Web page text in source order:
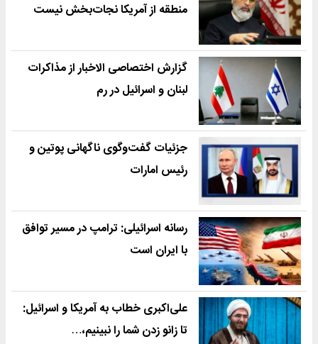
منطقه از آمریکا نجات‌بخش نیست
گزارش اختصاصی الاخبار از مذاکرات
لبنان و اسرائیل در رم
جزئیات گفت‌وگوی ناگهانی پوتین و
رئیس امارات
رسانه اسرائیلی: ترامپ در مسیر توافق
با ایران است
علی‌اکبری خطاب به آمریکا و اسرائیل:
تا زانو زدن شما را نبینیم،…